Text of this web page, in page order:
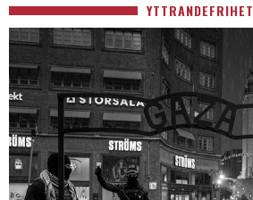
YTTRANDEFRIHET